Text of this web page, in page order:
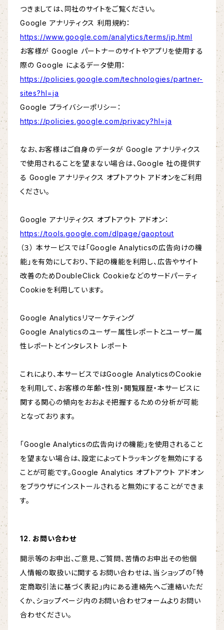
つきましては、同社のサイトをご覧ください。
Google アナリティクス 利用規約：
https://www.google.com/analytics/terms/jp.html
お客様が Google パートナーのサイトやアプリを使用する
際の Google によるデータ使用：
https://policies.google.com/technologies/partner-
sites?hl=ja
Google プライバシーポリシー：
https://policies.google.com/privacy?hl=ja
なお、お客様はご自身のデータが Google アナリティクス
で使用されることを望まない場合は、Google 社の提供す
る Google アナリティクス オプトアウト アドオンをご利用
ください。
Google アナリティクス オプトアウト アドオン：
https://tools.google.com/dlpage/gaoptout
（３） 本サービスでは「Google Analyticsの広告向けの機
能」を有効にしており、下記の機能を利用し、広告やサイト
改善のためDoubleClick Cookieなどのサードパーティ
Cookieを利用しています。
Google Analyticsリマーケティング
Google Analyticsのユーザー属性レポートとユーザー属
性レポートとインタレスト レポート
これにより、本サービスではGoogle AnalyticsのCookie
を利用して、お客様の年齢・性別・閲覧履歴・本サービスに
関する関心の傾向をおおよそ把握するための分析が可能
となっております。
「Google Analyticsの広告向けの機能」を使用されること
を望まない場合は、設定によってトラッキングを無効にする
ことが可能です。Google Analytics オプトアウト アドオン
をブラウザにインストールされると無効にすることができま
す。
12. お問い合わせ
開示等のお申出、ご意見、ご質問、苦情のお申出その他個
人情報の取扱いに関するお問い合わせは、当ショップの「特
定商取引法に基づく表記」内にある連絡先へご連絡いただ
くか、ショップページ内のお問い合わせフォームよりお問い
合わせください。